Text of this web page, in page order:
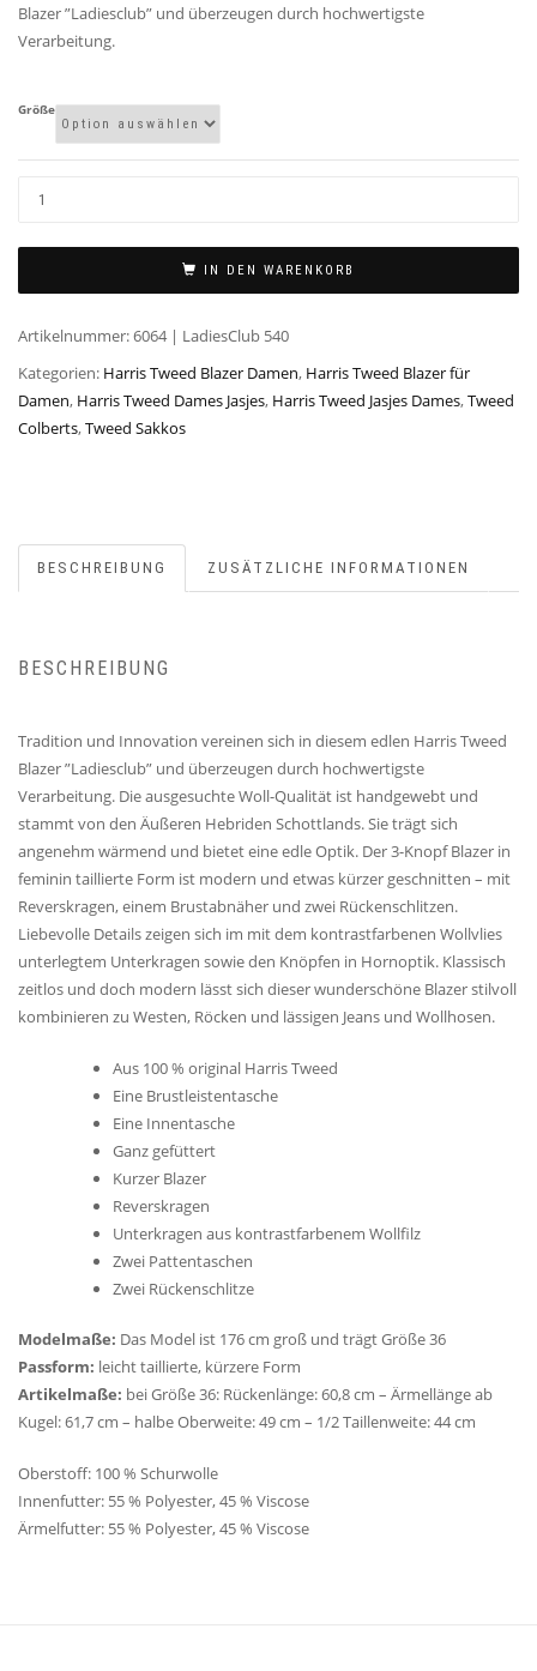
Blazer ”Ladiesclub” und überzeugen durch hochwertigste
Verarbeitung.
Größe
IN DEN WARENKORB
Artikelnummer:6064 | LadiesClub 540
Kategorien: Harris Tweed Blazer Damen, Harris Tweed Blazer für
Damen, Harris Tweed Dames Jasjes, Harris Tweed Jasjes Dames,Tweed
Colberts,Tweed Sakkos
BESCHREIBUNG ZUSÄTZLICHE INFORMATIONEN
BESCHREIBUNG
Tradition und Innovation vereinen sich in diesem edlen Harris Tweed
Blazer ”Ladiesclub” und überzeugen durch hochwertigste
Verarbeitung. Die ausgesuchte Woll-Qualität ist handgewebt und
stammt von den Äußeren Hebriden Schottlands. Sie trägt sich
angenehm wärmend und bietet eine edle Optik. Der 3-Knopf Blazer in
feminin taillierte Form ist modern und etwas kürzer geschnitten – mit
Reverskragen, einem Brustabnäher und zwei Rückenschlitzen.
Liebevolle Details zeigen sich im mit dem kontrastfarbenen Wollvlies
unterlegtem Unterkragen sowie den Knöpfen in Hornoptik. Klassisch
zeitlos und doch modern lässt sich dieser wunderschöne Blazer stilvoll
kombinieren zu Westen, Röcken und lässigen Jeans und Wollhosen.
Aus 100 % original Harris Tweed
Eine Brustleistentasche
Eine Innentasche
Ganz gefüttert
Kurzer Blazer
Reverskragen
Unterkragen aus kontrastfarbenem Wollfilz
Zwei Pattentaschen
Zwei Rückenschlitze
Modelmaße: Das Model ist 176 cm groß und trägt Größe 36
Passform: leicht taillierte, kürzere Form
Artikelmaße: bei Größe 36: Rückenlänge: 60,8 cm – Ärmellänge ab
Kugel: 61,7 cm – halbe Oberweite: 49 cm – 1/2 Taillenweite: 44 cm
Oberstoff: 100 % Schurwolle
Innenfutter: 55 % Polyester, 45 % Viscose
Ärmelfutter: 55 % Polyester, 45 % Viscose